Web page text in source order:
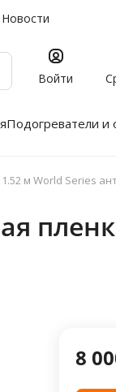
Новости
Войти
Подогреватели и
1.52 м World Series
8